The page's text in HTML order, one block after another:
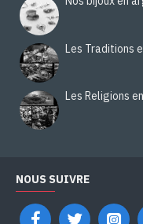
Les Traditions
Les Religions
NOUS SUIVRE